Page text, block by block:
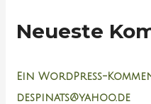
e
n
a
Neueste
Ein WordPress-
despinats@yahoo.de